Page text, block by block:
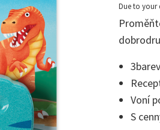
4,3 z 5
Due to your
Voní
S